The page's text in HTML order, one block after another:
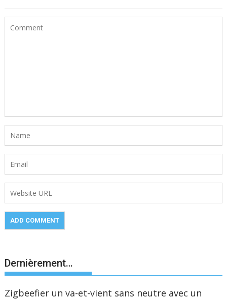
Dernièrement…
Zigbeefier un va-et-vient sans neutre avec un